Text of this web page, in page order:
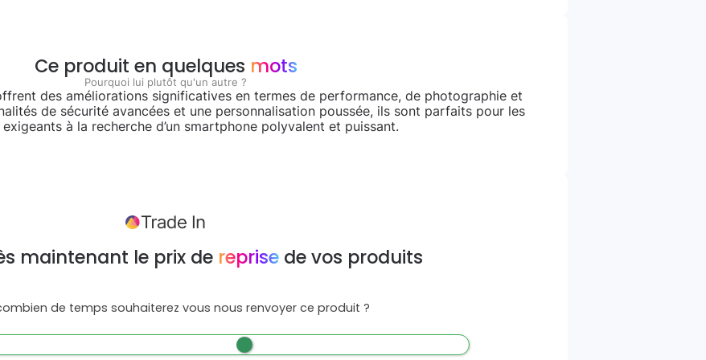
Ce produit en quelques mots
Pourquoi lui plutôt qu'un autre ?
offrent des améliorations significatives en termes de performance, de photographie et
de sécurité avancées et une personnalisation poussée, ils sont parfaits pour les
à la recherche d’un smartphone polyvalent et puissant.
maintenant le prix de reprise de vos produits
de temps souhaiterez vous nous renvoyer ce produit ?